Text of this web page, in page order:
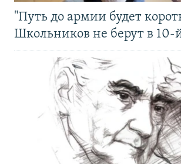
"Путь до армии будет
Школьников не берут в 10-